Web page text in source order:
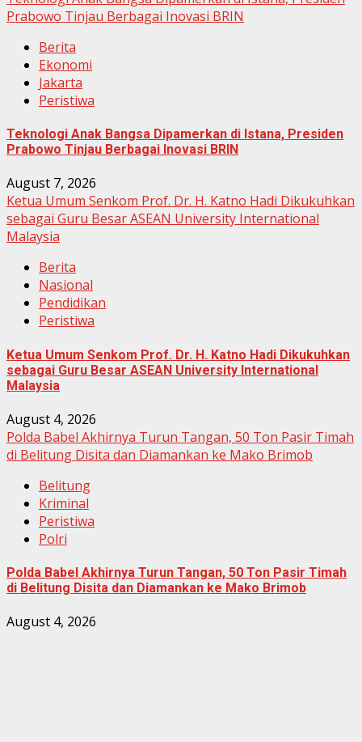
Prabowo Tinjau Berbagai Inovasi BRIN
Berita
Ekonomi
Jakarta
Peristiwa
Teknologi Anak Bangsa Dipamerkan di Istana, Presiden
Prabowo Tinjau Berbagai Inovasi BRIN
August 7, 2026
Ketua Umum Senkom Prof. Dr. H. Katno Hadi Dikukuhkan
sebagai Guru Besar ASEAN University International
Malaysia
Berita
Nasional
Pendidikan
Peristiwa
Ketua Umum Senkom Prof. Dr. H. Katno Hadi Dikukuhkan
sebagai Guru Besar ASEAN University International
Malaysia
August 4, 2026
Polda Babel Akhirnya Turun Tangan, 50 Ton Pasir Timah
di Belitung Disita dan Diamankan ke Mako Brimob
Belitung
Kriminal
Peristiwa
Polri
Polda Babel Akhirnya Turun Tangan, 50 Ton Pasir Timah
di Belitung Disita dan Diamankan ke Mako Brimob
August 4, 2026